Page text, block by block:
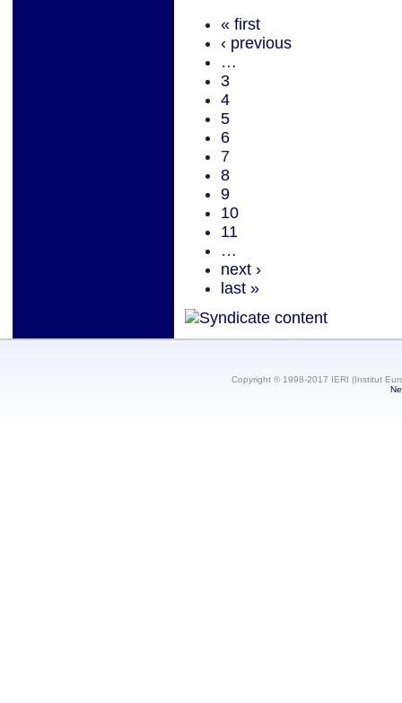
« first
‹ previous
…
3
4
5
6
7
8
9
10
11
…
next ›
last »
Copyright © 1998-2017 IERI (Institut